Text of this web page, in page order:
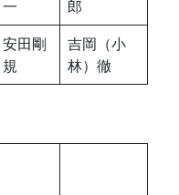
一
郎
安田剛
規
吉岡（小
林）徹